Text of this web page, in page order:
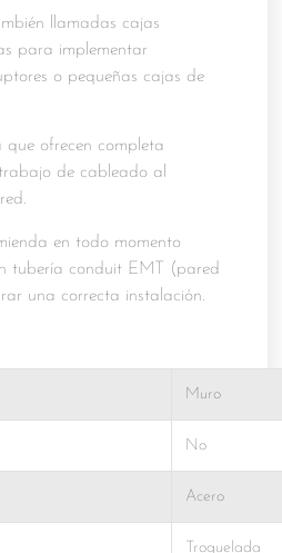
llamadas cajas
para implementar
o pequeñas cajas de
ofrecen completa
de cableado al
en todo momento
tubería conduit EMT (pared
una correcta instalación.
Muro
No
Acero
Troquelada